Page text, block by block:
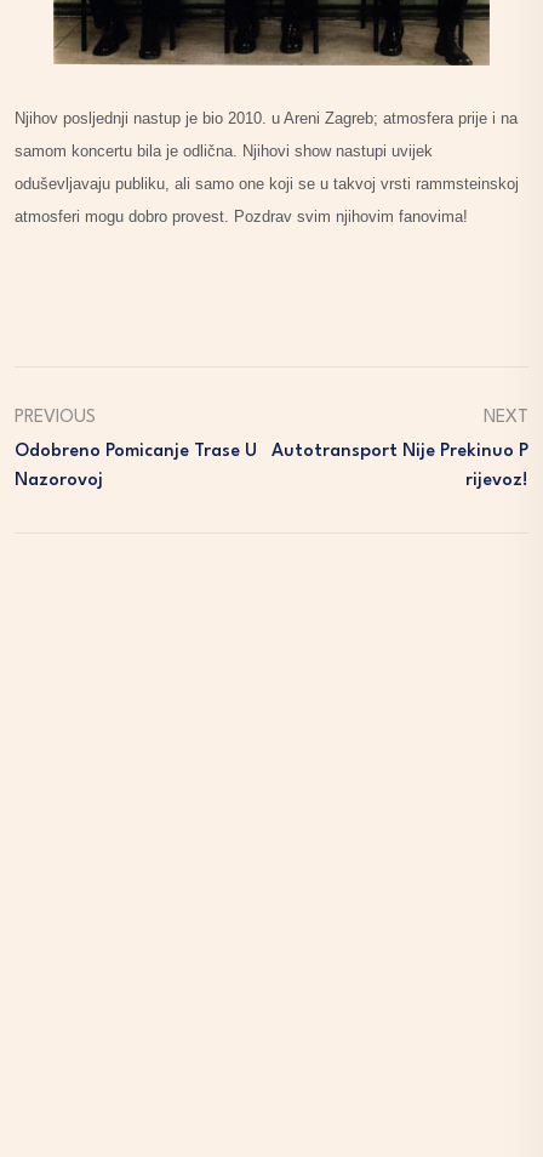
Njihov posljednji nastup je bio 2010. u Areni Zagreb; atmosfera prije i na
samom koncertu bila je odlična. Njihovi show nastupi uvijek
oduševljavaju publiku, ali samo one koji se u takvoj vrsti rammsteinskoj
atmosferi mogu dobro provest. Pozdrav svim njihovim fanovima!
PREVIOUS
Odobreno Pomicanje Trase U
Nazorovoj
NEXT
Autotransport Nije Prekinuo P
Rijevoz!